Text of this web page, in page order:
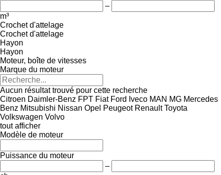
–
m³
Crochet d'attelage
Crochet d'attelage
Hayon
Hayon
Moteur, boîte de vitesses
Marque du moteur
Aucun résultat trouvé pour cette recherche
Citroen Daimler-Benz FPT Fiat Ford Iveco MAN MG Mercedes
Benz Mitsubishi Nissan Opel Peugeot Renault Toyota
Volkswagen Volvo
tout afficher
Modèle de moteur
Puissance du moteur
–